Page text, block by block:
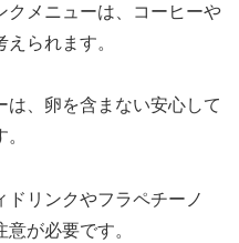
クメニューは、コーヒーや
られます。
、卵を含まない安心して
リンクやフラペチーノ
が必要です。